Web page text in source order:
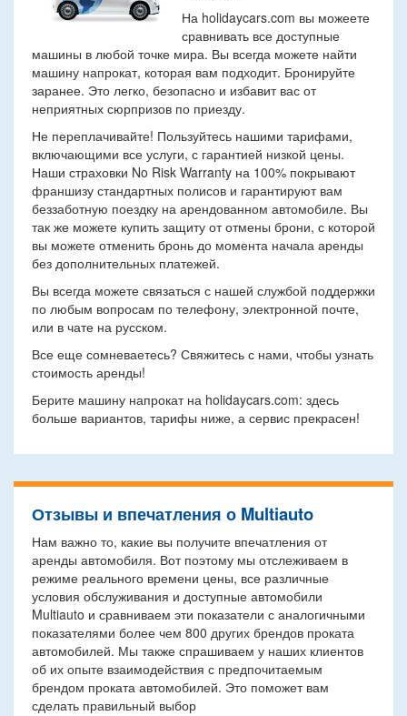
На holidaycars.com вы можеете
сравнивать все доступные
машины в любой точке мира. Вы всегда можете найти
машину напрокат, которая вам подходит. Бронируйте
заранее. Это легко, безопасно и избавит вас от
неприятных сюрпризов по приезду.
Не переплачивайте! Пользуйтесь нашими тарифами,
включающими все услуги, с гарантией низкой цены.
Наши страховки No Risk Warranty на 100% покрывают
франшизу стандартных полисов и гарантируют вам
беззаботную поездку на арендованном автомобиле. Вы
так же можете купить защиту от отмены брони, с которой
вы можете отменить бронь до момента начала аренды
без дополнительных платежей.
Вы всегда можете связаться с нашей службой поддержки
по любым вопросам по телефону, электронной почте,
или в чате на русском.
Все еще сомневаетесь? Свяжитесь с нами, чтобы узнать
стоимость аренды!
Берите машину напрокат на holidaycars.com: здесь
больше вариантов, тарифы ниже, а сервис прекрасен!
Отзывы и впечатления о Multiauto
Нам важно то, какие вы получите впечатления от
аренды автомобиля. Вот поэтому мы отслеживаем в
режиме реального времени цены, все различные
условия обслуживания и доступные автомобили
Multiauto и сравниваем эти показатели с аналогичными
показателями более чем 800 других брендов проката
автомобилей. Мы также спрашиваем у наших клиентов
об их опыте взаимодействия с предпочитаемым
брендом проката автомобилей. Это поможет вам
сделать правильный выбор